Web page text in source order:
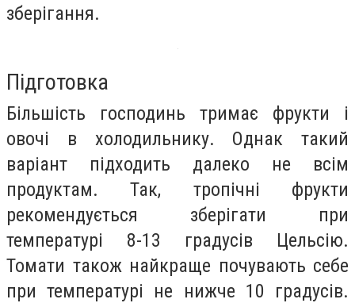
зберігання.
Підготовка
Більшість господинь тримає фрукти і
овочі в холодильнику. Однак такий
варіант підходить далеко не всім
продуктам. Так, тропічні фрукти
рекомендується зберігати при
температурі 8-13 градусів Цельсію.
Томати також найкраще почувають себе
при температурі не нижче 10 градусів.